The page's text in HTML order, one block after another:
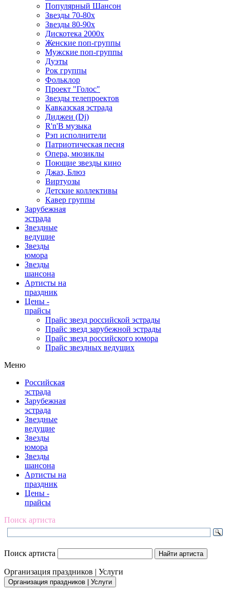
Популярный Шансон
Звезды 70-80х
Звезды 80-90х
Дискотека 2000х
Женские поп-группы
Мужские поп-группы
Дуэты
Рок группы
Фольклор
Проект "Голос"
Звезды телепроектов
Кавказская эстрада
Диджеи (Dj)
R'n'B музыка
Рэп исполнители
Патриотическая песня
Опера, мюзиклы
Поющие звезды кино
Джаз, Блюз
Виртуозы
Детские коллективы
Кавер группы
Зарубежная
эстрада
Звездные
ведущие
Звезды
юмора
Звезды
шансона
Артисты на
праздник
Цены -
прайсы
Прайс звезд российской эстрады
Прайс звезд зарубежной эстрады
Прайс звезд российского юмора
Прайс звездных ведущих
Меню
Российская
эстрада
Зарубежная
эстрада
Звездные
ведущие
Звезды
юмора
Звезды
шансона
Артисты на
праздник
Цены -
прайсы
Поиск артиста
Поиск артиста
Организация праздников | Услуги
Организация праздников | Услуги